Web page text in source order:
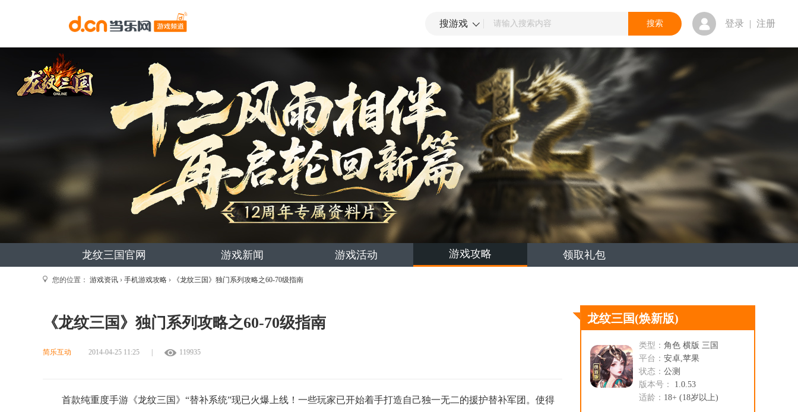
搜游戏 登录 | 注册
龙纹三国官网 游戏新闻 游戏活动 游戏攻略 领取礼包
您的位置： 游戏资讯 › 手机游戏攻略 › 《龙纹三国》独门系列攻略之60-70级指南
《龙纹三国》独门系列攻略之60-70级指南
简乐互动 2014-04-25 11:25 119935
首款纯重度手游《龙纹三国》“替补系统”现已火爆上线！一些玩家已开始着手打造自己独一无二的援护替补军团。使得
龙纹三国(焕新版)
类型： 角色 横版 三国
平台： 安卓,苹果
状态： 公测
版本号：
1.0.53
适龄： 18+ (18岁以上)